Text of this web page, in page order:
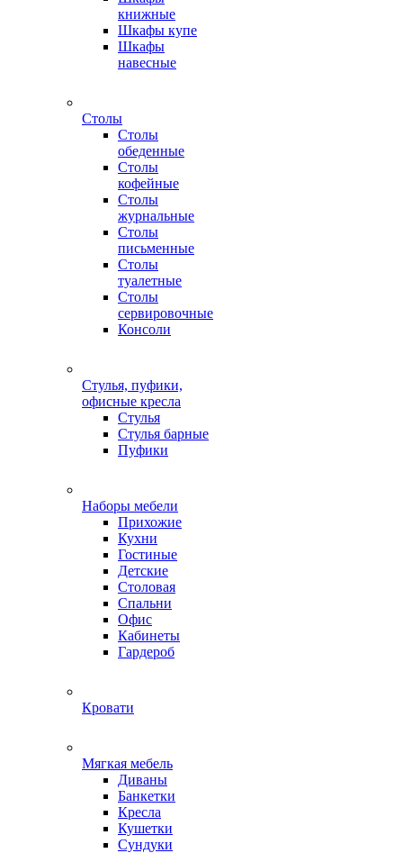
книжные
Шкафы купе
Шкафы
навесные
Столы
Столы
обеденные
Столы
кофейные
Столы
журнальные
Столы
письменные
Столы
туалетные
Столы
сервировочные
Консоли
Стулья, пуфики,
офисные кресла
Стулья
Стулья барные
Пуфики
Наборы мебели
Прихожие
Кухни
Гостиные
Детские
Столовая
Спальни
Офис
Кабинеты
Гардероб
Кровати
Мягкая мебель
Диваны
Банкетки
Кресла
Кушетки
Сундуки